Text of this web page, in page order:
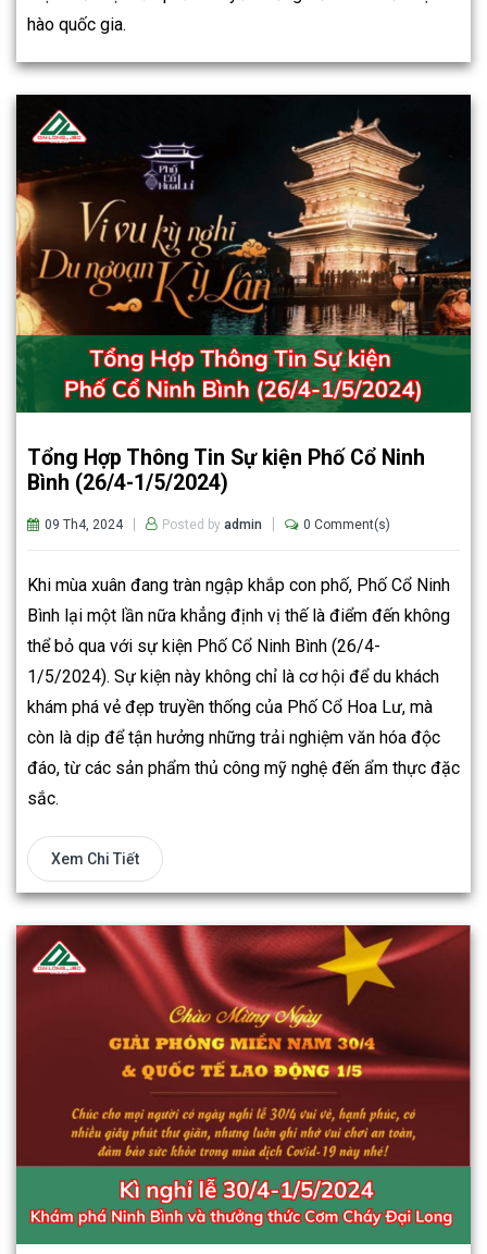
hào quốc gia.
Tổng Hợp Thông Tin Sự kiện Phố Cổ Ninh
Bình (26/4-1/5/2024)
09 Th4, 2024 Posted by admin 0 Comment(s)
Khi mùa xuân đang tràn ngập khắp con phố, Phố Cổ Ninh
Bình lại một lần nữa khẳng định vị thế là điểm đến không
thể bỏ qua với sự kiện Phố Cổ Ninh Bình (26/4-
1/5/2024). Sự kiện này không chỉ là cơ hội để du khách
khám phá vẻ đẹp truyền thống của Phố Cổ Hoa Lư, mà
còn là dịp để tận hưởng những trải nghiệm văn hóa độc
đáo, từ các sản phẩm thủ công mỹ nghệ đến ẩm thực đặc
sắc.
Xem Chi Tiết